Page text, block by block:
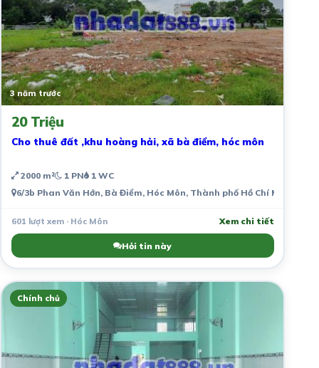
3 năm trước
20 Triệu
Cho thuê đất ,khu hoàng hải, xã bà điểm, hóc môn
2000 m² 1 PN 1 WC
6/3b Phan Văn Hớn, Bà Điểm, Hóc Môn, Thành phố Hồ Chí Minh,
601 lượt xem · Hóc Môn Xem chi tiết
Hỏi tin này
Chính chủ